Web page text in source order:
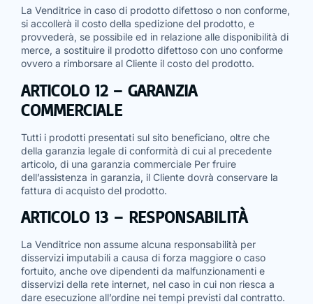
La Venditrice in caso di prodotto difettoso o non conforme,
si accollerà il costo della spedizione del prodotto, e
provvederà, se possibile ed in relazione alle disponibilità di
merce, a sostituire il prodotto difettoso con uno conforme
ovvero a rimborsare al Cliente il costo del prodotto.
ARTICOLO 12 – GARANZIA
COMMERCIALE
Tutti i prodotti presentati sul sito beneficiano, oltre che
della garanzia legale di conformità di cui al precedente
articolo, di una garanzia commerciale Per fruire
dell’assistenza in garanzia, il Cliente dovrà conservare la
fattura di acquisto del prodotto.
ARTICOLO 13 – RESPONSABILITÀ
La Venditrice non assume alcuna responsabilità per
disservizi imputabili a causa di forza maggiore o caso
fortuito, anche ove dipendenti da malfunzionamenti e
disservizi della rete internet, nel caso in cui non riesca a
dare esecuzione all’ordine nei tempi previsti dal contratto.